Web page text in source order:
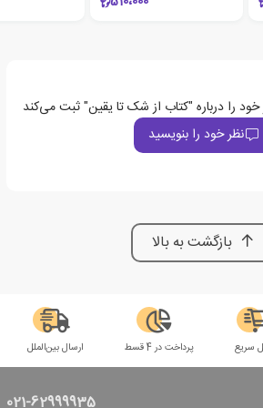
خود را درباره "کتاب از شک تا یقین" ثبت می‌کند
نظر خود را بنویسید
بازگشت به بالا
سریع پرداخت در 4 قسط ارسال بین‌الملل